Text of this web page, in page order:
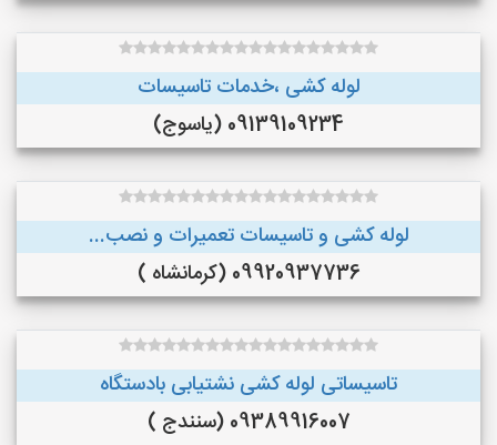
لوله کشی ،خدمات تاسیسات
09139109234 (یاسوج)
لوله کشی و تاسیسات تعمیرات و نصب...
09920937736 (کرمانشاه )
تاسیساتی لوله کشی نشتیابی بادستگاه
09389916007 (سنندج )